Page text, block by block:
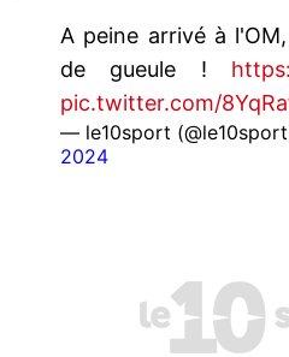
A peine arrivé à
de gueule !
pic.twitter.com/
— le10sport
2024